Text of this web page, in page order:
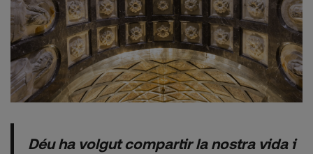
Déu ha volgut compartir la nostra vida i